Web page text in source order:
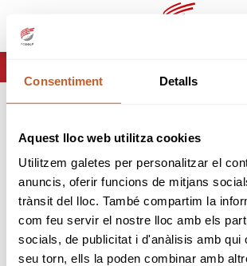
Consentiment Detalls
Aquest lloc web utilitza cookies
Utilitzem galetes per personalitzar el
anuncis, oferir funcions de mitjans
trànsit del lloc. També compartim la
com feu servir el nostre lloc amb els
socials, de publicitat i d'anàlisis amb qui
seu torn, ells la poden combinar amb
Página no
Lo sentimos pero la página que
existe o ha cambiado.
tornar